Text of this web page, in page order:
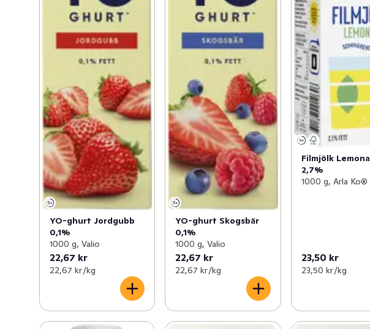
YO-ghurt Jordgubb
0,1%
1000 g, Valio
22,67 kr
22,67 kr /kg
YO-ghurt Skogsbär
0,1%
1000 g, Valio
22,67 kr
22,67 kr /kg
Filmjölk
2,7%
1000 g, Arla Ko®
23,50 kr
23,50 kr /kg